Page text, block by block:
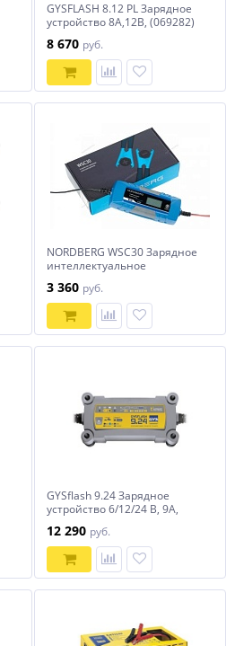
GYSFLASH 8.12 PL Зарядное
устройство 8А,12В, (069282)
8 670 руб.
NORDBERG WSC30 Зарядное
интеллектуальное
3 360 руб.
GYSflash 9.24 Зарядное
устройство 6/12/24 В, 9А,
12 290 руб.